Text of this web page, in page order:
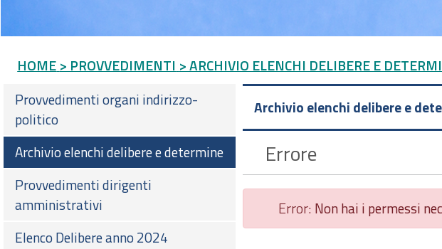
HOME > PROVVEDIMENTI > ARCHIVIO ELENCHI DELIBERE E
Provvedimenti organi indirizzo-
politico
Archivio elenchi delibere e determine
Provvedimenti dirigenti
amministrativi
Elenco Delibere anno 2024
Archivio elenchi delibere e
Errore
Error: Non hai i permessi